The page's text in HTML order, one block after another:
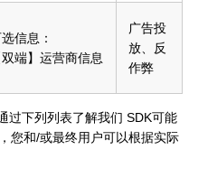
信息：
双端】运营商信息
广告投
放、反
作弊
过下列列表了解我们 SDK可能
您和/或最终用户可以根据实际